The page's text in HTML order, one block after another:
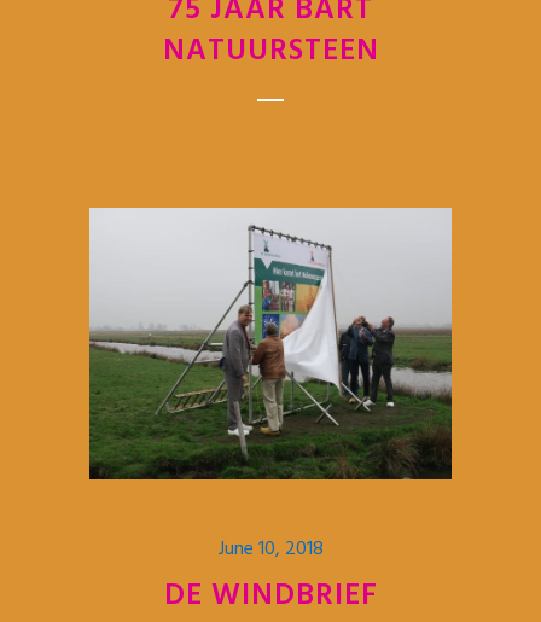
75 JAAR BART
NATUURSTEEN
June 10, 2018
DE WINDBRIEF